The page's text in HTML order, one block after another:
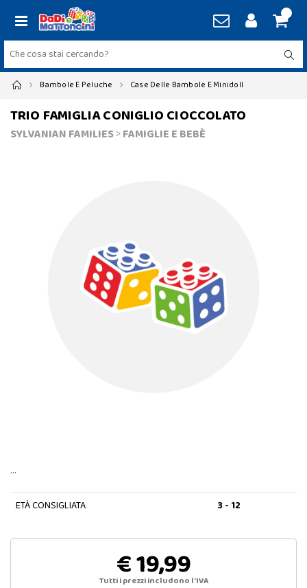
Bambole E Peluche Case Delle Bambole E Minidoll
TRIO FAMIGLIA CONIGLIO CIOCCOLATO
SYLVANIAN FAMILIES>FAMIGLIE E BEBÈ
…
ETÀ CONSIGLIATA 3 - 12
€ 19,99
Tutti i prezzi includono l'IVA